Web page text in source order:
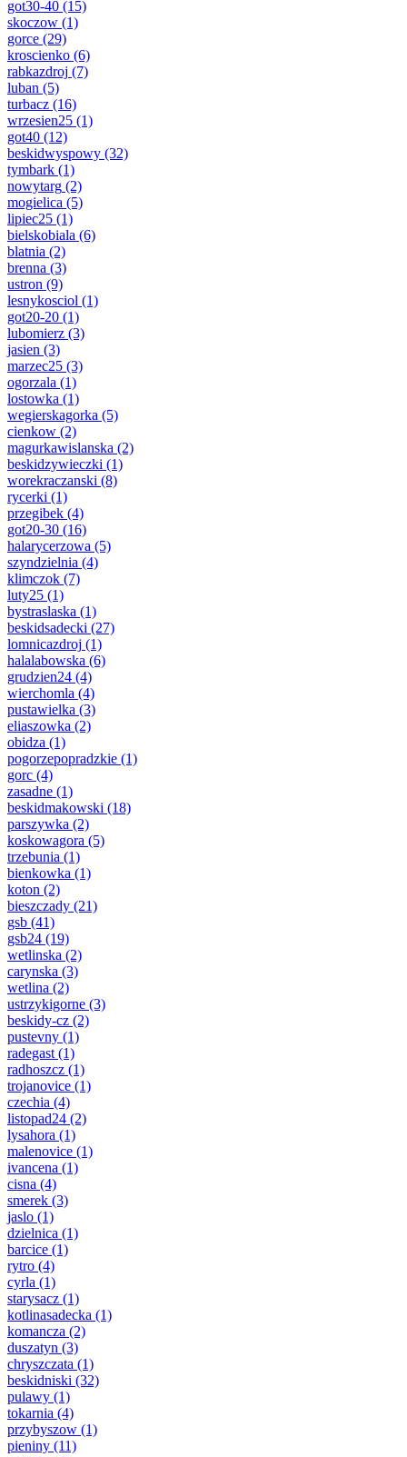
got30-40 (15)
skoczow (1)
gorce (29)
kroscienko (6)
rabkazdroj (7)
luban (5)
turbacz (16)
wrzesien25 (1)
got40 (12)
beskidwyspowy (32)
tymbark (1)
nowytarg (2)
mogielica (5)
lipiec25 (1)
bielskobiala (6)
blatnia (2)
brenna (3)
ustron (9)
lesnykosciol (1)
got20-20 (1)
lubomierz (3)
jasien (3)
marzec25 (3)
ogorzala (1)
lostowka (1)
wegierskagorka (5)
cienkow (2)
magurkawislanska (2)
beskidzywieczki (1)
worekraczanski (8)
rycerki (1)
przegibek (4)
got20-30 (16)
halarycerzowa (5)
szyndzielnia (4)
klimczok (7)
luty25 (1)
bystraslaska (1)
beskidsadecki (27)
lomnicazdroj (1)
halalabowska (6)
grudzien24 (4)
wierchomla (4)
pustawielka (3)
eliaszowka (2)
obidza (1)
pogorzepopradzkie (1)
gorc (4)
zasadne (1)
beskidmakowski (18)
parszywka (2)
koskowagora (5)
trzebunia (1)
bienkowka (1)
koton (2)
bieszczady (21)
gsb (41)
gsb24 (19)
wetlinska (2)
carynska (3)
wetlina (2)
ustrzykigorne (3)
beskidy-cz (2)
pustevny (1)
radegast (1)
radhoszcz (1)
trojanovice (1)
czechia (4)
listopad24 (2)
lysahora (1)
malenovice (1)
ivancena (1)
cisna (4)
smerek (3)
jaslo (1)
dzielnica (1)
barcice (1)
rytro (4)
cyrla (1)
starysacz (1)
kotlinasadecka (1)
komancza (2)
duszatyn (3)
chryszczata (1)
beskidniski (32)
pulawy (1)
tokarnia (4)
przybyszow (1)
pieniny (11)